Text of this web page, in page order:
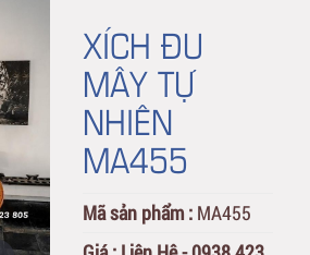
XÍCH ĐU
MÂY TỰ
NHIÊN
MA455
Mã sản phẩm : MA455